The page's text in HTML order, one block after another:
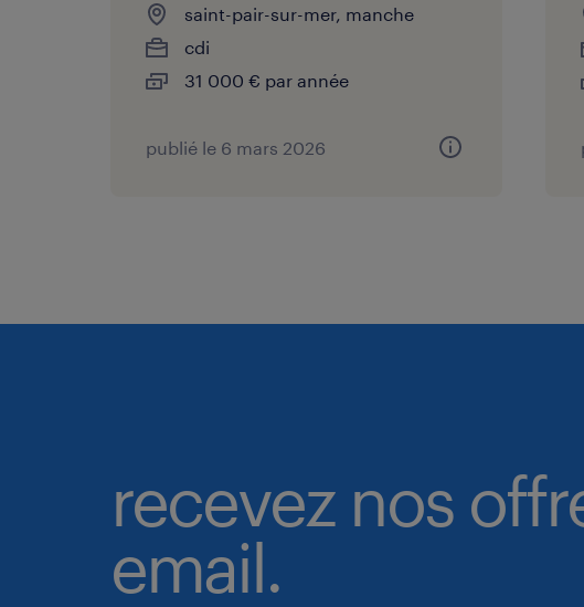
saint-pair-sur-mer, manche
cdi
31 000 € par année
publié le 6 mars 2026
recevez nos
email.